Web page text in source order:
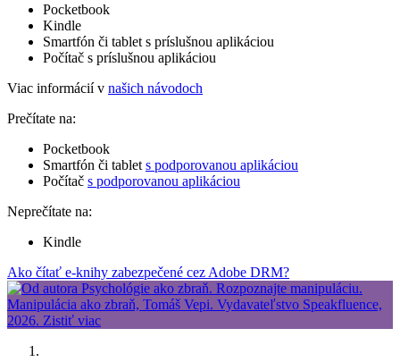
Pocketbook
Kindle
Smartfón či tablet s príslušnou aplikáciou
Počítač s príslušnou aplikáciou
Viac informácií v našich návodoch
Prečítate na:
Pocketbook
Smartfón či tablet s podporovanou aplikáciou
Počítač s podporovanou aplikáciou
Neprečítate na:
Kindle
Ako čítať e-knihy zabezpečené cez Adobe DRM?